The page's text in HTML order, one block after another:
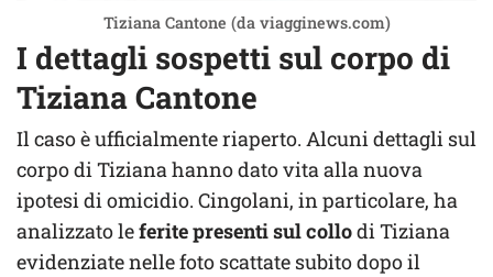
Tiziana Cantone (da viagginews.com)
I dettagli sospetti sul corpo di
Tiziana Cantone
Il caso è ufficialmente riaperto. Alcuni dettagli sul
corpo di Tiziana hanno dato vita alla nuova
ipotesi di omicidio. Cingolani, in particolare, ha
analizzato leferite presenti sul collodi Tiziana
evidenziate nelle foto scattate subito dopo il